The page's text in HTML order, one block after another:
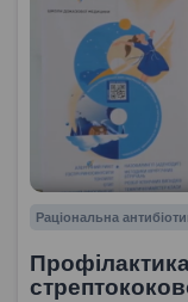
Раціональна